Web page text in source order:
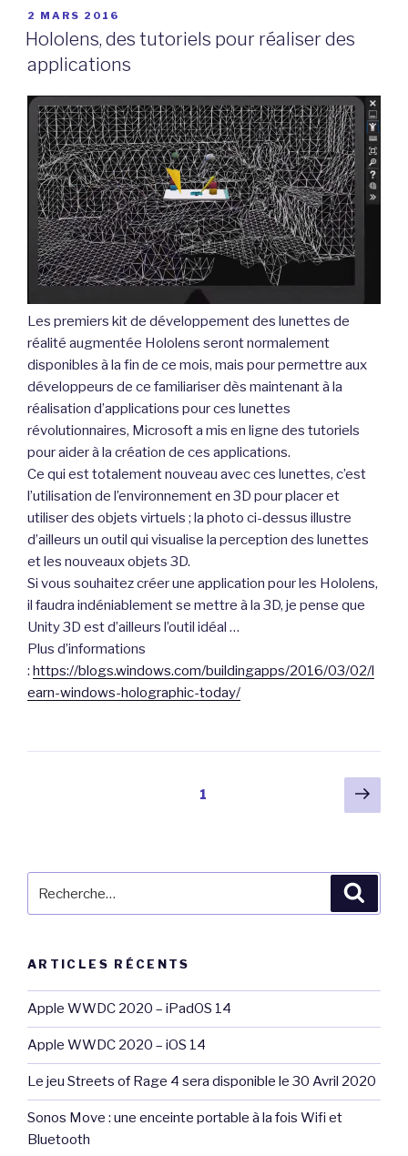
PUBLIÉ
LE
2 MARS 2016
Hololens, des tutoriels pour réaliser des
applications
Les premiers kit de développement des lunettes de
réalité augmentée Hololens seront normalement
disponibles à la fin de ce mois, mais pour permettre aux
développeurs de ce familiariser dès maintenant à la
réalisation d’applications pour ces lunettes
révolutionnaires, Microsoft a mis en ligne des tutoriels
pour aider à la création de ces applications.
Ce qui est totalement nouveau avec ces lunettes, c’est
l’utilisation de l’environnement en 3D pour placer et
utiliser des objets virtuels ; la photo ci-dessus illustre
d’ailleurs un outil qui visualise la perception des lunettes
et les nouveaux objets 3D.
Si vous souhaitez créer une application pour les Hololens,
il faudra indéniablement se mettre à la 3D, je pense que
Unity 3D est d’ailleurs l’outil idéal …
Plus d’informations
: https://blogs.windows.com/buildingapps/2016/03/02/l
earn-windows-holographic-today/
1
pour
ARTICLES RÉCENTS
Apple WWDC 2020 – iPadOS 14
Apple WWDC 2020 – iOS 14
Le jeu Streets of Rage 4 sera disponible le 30 Avril 2020
Sonos Move : une enceinte portable à la fois Wifi et
Bluetooth